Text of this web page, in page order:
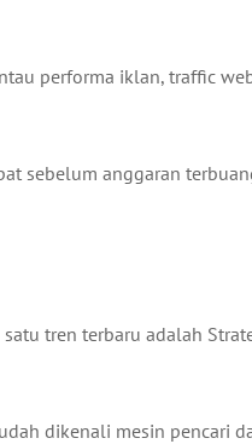
performa iklan, traffic
sebelum anggaran
tren terbaru adalah
dikenali mesin pencari